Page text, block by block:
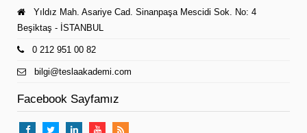
Yıldız Mah. Asariye Cad. Sinanpaşa Mescidi Sok. No: 4
Beşiktaş - İSTANBUL
0 212 951 00 82
bilgi@teslaakademi.com
Facebook Sayfamız